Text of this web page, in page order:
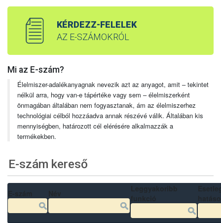
KÉRDEZZ-FELELEK
AZ E-SZÁMOKRÓL
Mi az E-szám?
Élelmiszer-adalékanyagnak nevezik azt az anyagot, amit – tekintet
nélkül arra, hogy van-e tápértéke vagy sem – élelmiszerként
önmagában általában nem fogyasztanak, ám az élelmiszerhez
technológiai célból hozzáadva annak részévé válik. Általában kis
mennyiségben, határozott cél elérésére alkalmazzák a
termékekben.
E-szám kereső